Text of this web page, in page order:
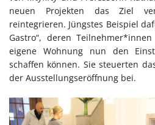
neuen Projekten das Ziel
reintegrieren. Jüngstes Beispiel
Gastro“, deren
eigene Wohnung nun den
schaffen können. Sie steuerten
der Ausstellungseröffnung bei.